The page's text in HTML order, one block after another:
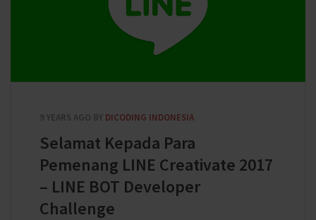
9 YEARS AGO BY DICODING INDONESIA
Selamat Kepada Para
Pemenang LINE Creativate 2017
– LINE BOT Developer
Challenge